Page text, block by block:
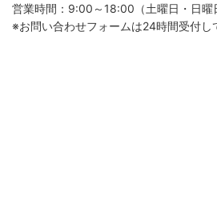
営業時間：9:00～18:00（土曜日・日曜
※お問い合わせフォームは24時間受付し